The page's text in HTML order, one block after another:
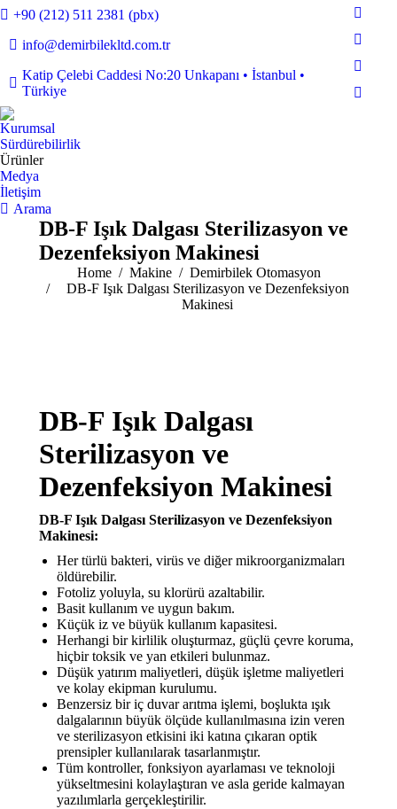
+90 (212) 511 2381 (pbx)
info@demirbilekltd.com.tr
Katip Çelebi Caddesi No:20 Unkapanı • İstanbul •
Türkiye
page
opens
new
page
opens
page
Kurumsal
Sürdürebilirlik
Ürünler
Medya
İletişim
Search:
Arama
DB-F Işık Dalgası Sterilizasyon ve
Dezenfeksiyon Makinesi
You are here:
Home Makine
Demirbilek Otomasyon
DB-F Işık Dalgası Sterilizasyon ve Dezenfeksiyon
Makinesi
DB-F Işık Dalgası
Sterilizasyon ve
Dezenfeksiyon Makinesi
DB-F Işık Dalgası Sterilizasyon ve Dezenfeksiyon
Makinesi:
Her türlü bakteri, virüs ve diğer mikroorganizmaları
öldürebilir.
Fotoliz yoluyla, su klorürü azaltabilir.
Basit kullanım ve uygun bakım.
Küçük iz ve büyük kullanım kapasitesi.
Herhangi bir kirlilik oluşturmaz, güçlü çevre koruma,
hiçbir toksik ve yan etkileri bulunmaz.
Düşük yatırım maliyetleri, düşük işletme maliyetleri
ve kolay ekipman kurulumu.
Benzersiz bir iç duvar arıtma işlemi, boşlukta ışık
dalgalarının büyük ölçüde kullanılmasına izin veren
ve sterilizasyon etkisini iki katına çıkaran optik
prensipler kullanılarak tasarlanmıştır.
Tüm kontroller, fonksiyon ayarlaması ve teknoloji
yükseltmesini kolaylaştıran ve asla geride kalmayan
yazılımlarla gerçekleştirilir.